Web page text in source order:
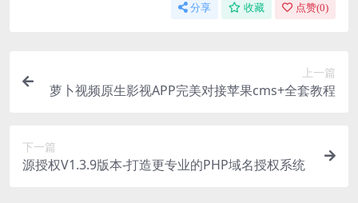
分享 收藏 点赞(0)
上一篇
萝卜视频原生影视APP完美对接苹果cms+全套教程
下一篇
源授权V1.3.9版本-打造更专业的PHP域名授权系统